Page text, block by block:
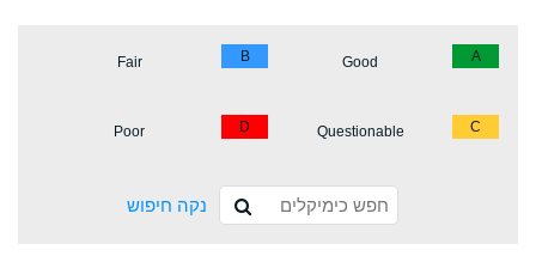
A
Good
B
Fair
C
Questionable
D
Poor
נקה חיפוש